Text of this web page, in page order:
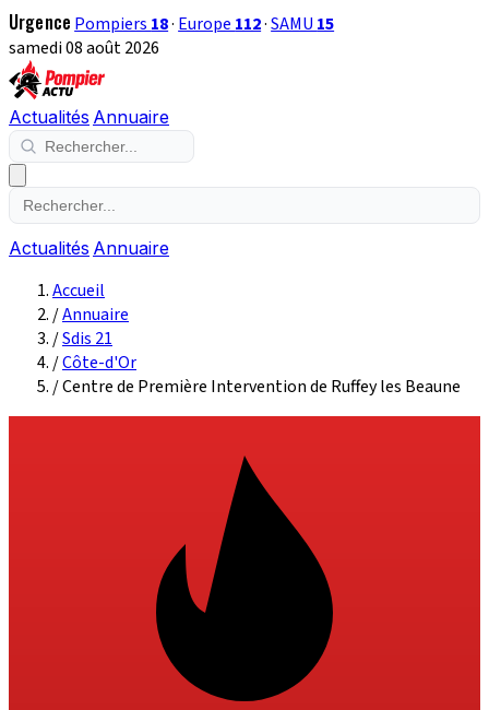
Urgence Pompiers 18· Europe 112·SAMU 15
samedi 08 août 2026
Actualités Annuaire
Actualités Annuaire
Accueil
/Annuaire
/Sdis 21
/Côte-d'Or
/Centre de Première Intervention de Ruffey les Beaune